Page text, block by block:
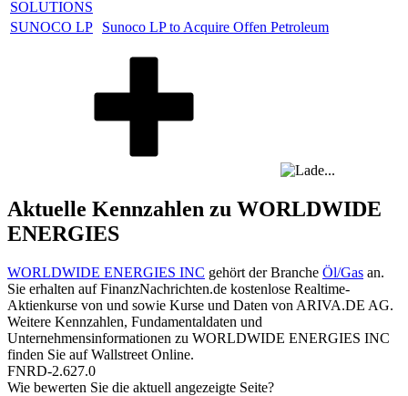
SOLUTIONS
SUNOCO LP Sunoco LP to Acquire Offen Petroleum
Aktuelle Kennzahlen zu WORLDWIDE
ENERGIES
WORLDWIDE ENERGIES INC gehört der Branche Öl/Gas an.
Sie erhalten auf FinanzNachrichten.de kostenlose Realtime-
Aktienkurse von und sowie Kurse und Daten von ARIVA.DE AG.
Weitere Kennzahlen, Fundamentaldaten und
Unternehmensinformationen zu WORLDWIDE ENERGIES INC
finden Sie aufWallstreet Online.
FNRD-2.627.0
Wie bewerten Sie die aktuell angezeigte Seite?